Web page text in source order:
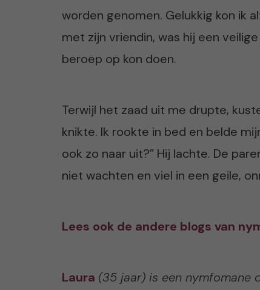
worden genomen. Gelukkig kon ik
met zijn vriendin, was hij een
beroep op kon doen.
Terwijl het zaad uit me drupte,
knikte. Ik rookte in bed en belde
ook zo naar uit?” Hij lachte. De
niet wachten en viel in een geile,
Lees ook de andere blogs van
Laura (35 jaar) is een nymfomane